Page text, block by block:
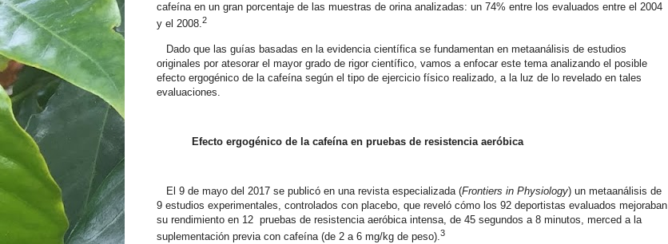
cafeína en un gran porcentaje de las muestras de orina analizadas: un 74% entre los evaluados entre el 2004
y el 2008.2
Dado que las guías basadas en la evidencia científica se fundamentan en metaanálisis de estudios
originales por atesorar el mayor grado de rigor científico, vamos a enfocar este tema analizando el posible
efecto ergogénico de la cafeína según el tipo de ejercicio físico realizado, a la luz de lo revelado en tales
evaluaciones.
Efecto ergogénico de la cafeína en pruebas de resistencia aeróbica
El 9 de mayo del 2017 se publicó en una revista especializada (Frontiers in Physiology) un metaanálisis de
9 estudios experimentales, controlados con placebo, que reveló cómo los 92 deportistas evaluados mejoraban
su rendimiento en 12 pruebas de resistencia aeróbica intensa, de 45 segundos a 8 minutos, merced a la
suplementación previa con cafeína (de 2 a 6 mg/kg de peso).3